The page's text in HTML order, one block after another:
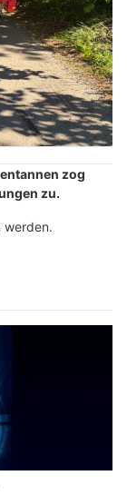
zog
zu.
werden.